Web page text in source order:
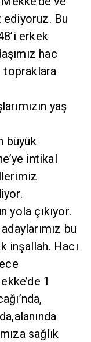
ediyoruz. Bu
erkek
hac
topraklara
yaş
büyük
intikal
yola çıkıyor.
bu
inşallah. Hacı
1
sağlık